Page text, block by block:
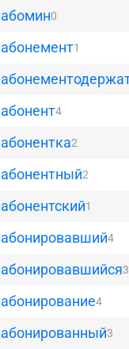
абомин0
абонемент1
абонент4
абонентка2
абонентный2
абонентский1
абонировавший4
абонировавшийся3
абонирование4
абонированный3